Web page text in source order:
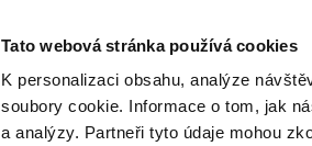
Tato webová stránka používá cookies
K personalizaci obsahu, analýze
soubory cookie. Informace o tom, jak
a analýzy. Partneři tyto údaje mohou